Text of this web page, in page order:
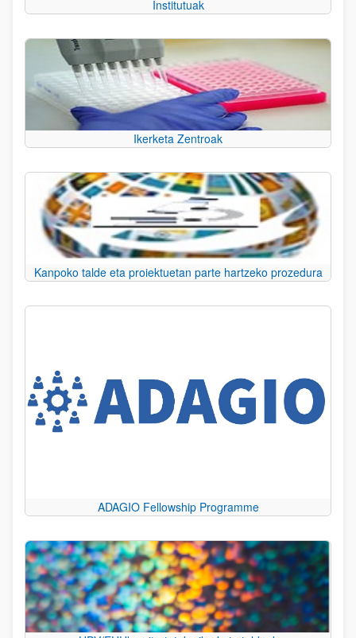
Institutuak
Ikerketa Zentroak
Kanpoko talde eta proiektuetan parte hartzeko prozedura
ADAGIO Fellowship Programme